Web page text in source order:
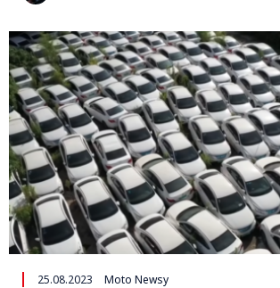
25.08.2023 Moto Newsy